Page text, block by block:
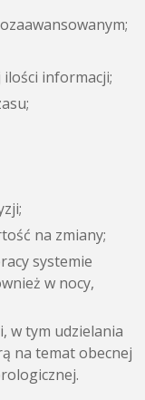
informacji;
na zmiany;
systemie
w nocy,
w tym udzielania
na temat obecnej